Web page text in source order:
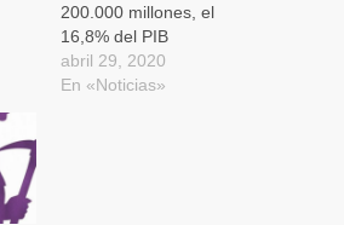
200.000 millones, el
16,8% del PIB
abril 29, 2020
En «Noticias»